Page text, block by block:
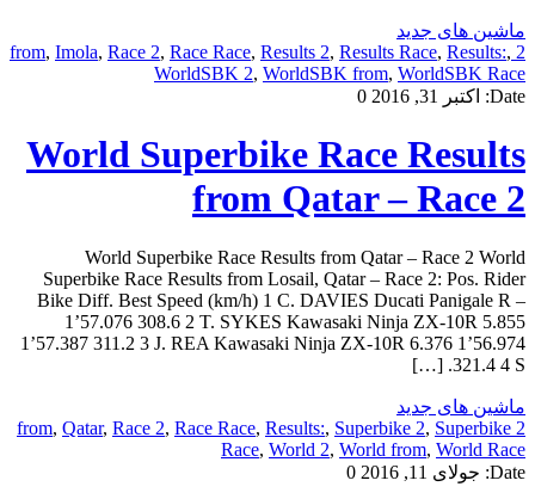
ماشین های جدید
2 from
, Imola, Race 2, Race Race, Results 2, Results Race, Results:,
WorldSBK 2, WorldSBK from, WorldSBK Race
Date:
اکتبر 31, 2016 0
World Superbike Race Results
from Qatar – Race 2
World Superbike Race Results from Qatar – Race 2 World
Superbike Race Results from Losail, Qatar – Race 2: Pos. Rider
Bike Diff. Best Speed (km/h) 1 C. DAVIES Ducati Panigale R –
1’57.076 308.6 2 T. SYKES Kawasaki Ninja ZX-10R 5.855
1’57.387 311.2 3 J. REA Kawasaki Ninja ZX-10R 6.376 1’56.974
321.4 4 S. […]
ماشین های جدید
2 from
, Qatar, Race 2, Race Race, Results:, Superbike 2, Superbike
Race, World 2, World from, World Race
Date: جولای 11, 2016 0